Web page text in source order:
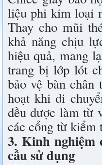
liệu phi kim loại
Thay cho mũi
khả năng chịu
hiệu quả, mang
trang bị lớp lót
bảo vệ bàn
hoạt khi di
đều được làm từ
các cổng từ kiểm
3. Kinh nghiệm
cầu sử dụng